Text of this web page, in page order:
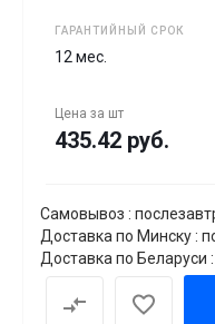
ГАРАНТИЙНЫЙ СРОК
12 мес.
Цена за шт
435.42 руб.
Самовывоз :
Доставка по Минску :
Доставка по Беларуси